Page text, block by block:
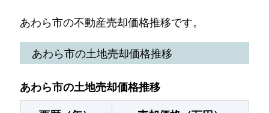
あわら市の不動産売却価格推移です。
あわら市の土地売却価格推移
あわら市の土地売却価格推移